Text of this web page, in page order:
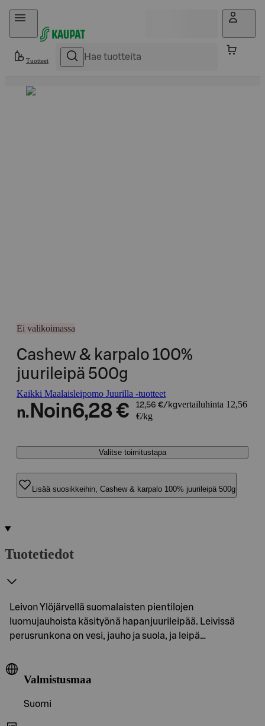
Hyppää sisältöön
Tuotteet
Ei valikoimassa
Cashew & karpalo 100%
juurileipä 500g
Kaikki Maalaisleipomo Juurilla -tuotteet
n. Noin6,28 € 12,56 €/kgvertailuhinta 12,56
€/kg
Valitse toimitustapa
Lisää suosikkeihin, Cashew & karpalo 100% juurileipä 500g
Tuotetiedot
Leivon Ylöjärvellä suomalaisten pientilojen
luomujauhoista käsityönä hapanjuurileipää. Leivissä
perusrunkona on vesi, jauho ja suola, ja leipä…
Valmistusmaa
Suomi